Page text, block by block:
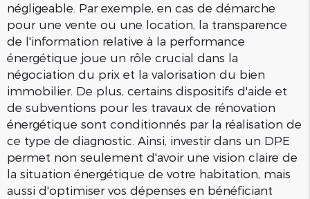
négligeable. Par exemple, en cas de démarche
pour une vente ou une location, la transparence
de l'information relative à la performance
énergétique joue un rôle crucial dans la
négociation du prix et la valorisation du bien
immobilier. De plus, certains dispositifs d'aide et
de subventions pour les travaux de rénovation
énergétique sont conditionnés par la réalisation de
ce type de diagnostic. Ainsi, investir dans un DPE
permet non seulement d'avoir une vision claire de
la situation énergétique de votre habitation, mais
aussi d'optimiser vos dépenses en bénéficiant